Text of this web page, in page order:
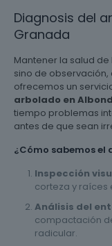
Diagnosis del
Granada
Mantener la salud
sino de observación,
ofrecemos un
arbolado en
tiempo problemas
antes de que sean
¿Cómo sabemos
Inspección
corteza y raíces
Análisis del
compactación
radicular.